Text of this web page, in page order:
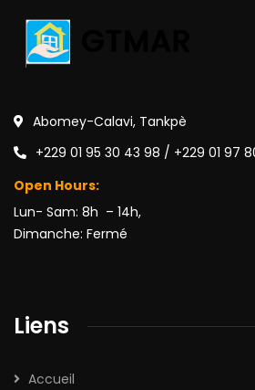
Abomey-Calavi, Tankpè
+229 01 95 30 43 98 / +229 01 97
Open Hours:
Lun- Sam: 8h – 14h,
Dimanche: Fermé
Liens
Accueil